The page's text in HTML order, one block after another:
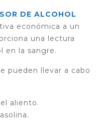
DE ALCOHOL
económica a un
una lectura
en la sangre.
pueden llevar a cabo
aliento.